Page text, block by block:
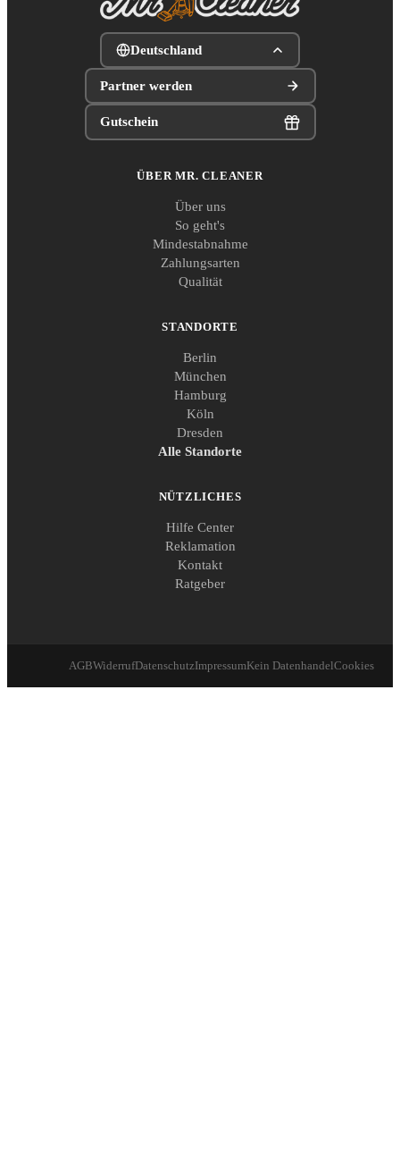
Deutschland
Partner werden
Gutschein
ÜBER MR. CLEANER
Über uns
So geht's
Mindestabnahme
Zahlungsarten
Qualität
STANDORTE
Berlin
München
Hamburg
Köln
Dresden
Alle Standorte
NÜTZLICHES
Hilfe Center
Reklamation
Kontakt
Ratgeber
AGBWiderrufDatenschutzImpressumKein DatenhandelCookies